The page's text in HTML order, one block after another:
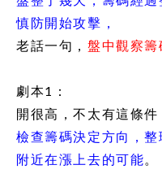
慎防開始攻擊，
老話一句， 盤中觀察
劇本1：
開很高，不太有這條件
檢查籌碼決定方向，
附近在漲上去的可能。